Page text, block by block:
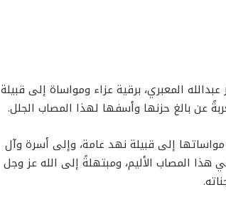
المعبري، برقية عزاء ومواساة إلى قبيلة
عن بالغ حزنها وأسفها لهذا المصاب الجلل.
إلى قبيلة نهد عامة، وإلى أسرة وآل
المصاب الأليم، ومبتهلةً إلى الله عز وجل